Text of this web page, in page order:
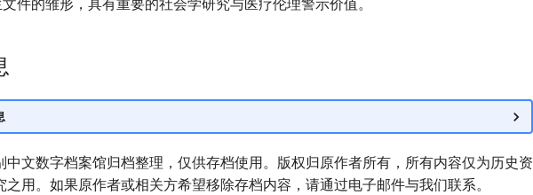
文件的雏形，具有重要的社会学研究与医疗伦理警示价值。
中文数字档案馆归档整理，仅供存档使用。版权归原作者所有，所有内容仅为历史资
之用。如果原作者或相关方希望移除存档内容，请通过电子邮件与我们联系。